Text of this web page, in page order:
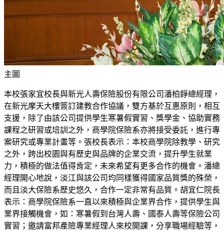
主圖
本校張家宜校長與新光人壽保險股份有限公司潘柏錚總經理，
在新光摩天大樓簽訂建教合作協議，雙方基於互惠原則，相互
支援，除了由該公司提供學生寒暑假實習、獎學金、協助實務
課程之研習或培訓之外，商學院保險系亦將接受委託，進行專
案研究或專業計畫等。張校長表示：本校商學院除教學、研究
之外，跨出校園與有歷史與品牌的企業交流，提升學生就業
力，積極的做法值得肯定，未來希望有更多合作的機會。潘總
經理開心地說，淡江與該公司均同樣獲得國家品質獎的殊榮，
而且淡大保險系歷史悠久，合作一定非常有品質。胡宜仁院長
表示：商學院保險系一直以來積極與企業界合作，提供學生與
業界接觸機會，如：寒暑假到台灣人壽、國泰人壽等保險公司
實習；邀請富邦產險專業經理人來校開課，分享職場經驗等，